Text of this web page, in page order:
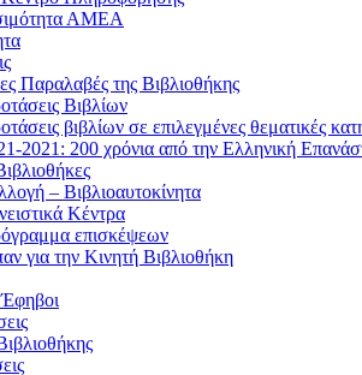
ΑΜΕΑ
Παραλαβές της Βιβλιοθήκης
Βιβλίων
βιβλίων σε επιλεγμένες θεματικές
2021: 200 χρόνια από την Ελληνική
– Βιβλιοαυτοκίνητα
Κέντρα
επισκέψεων
για την Κινητή Βιβλιοθήκη